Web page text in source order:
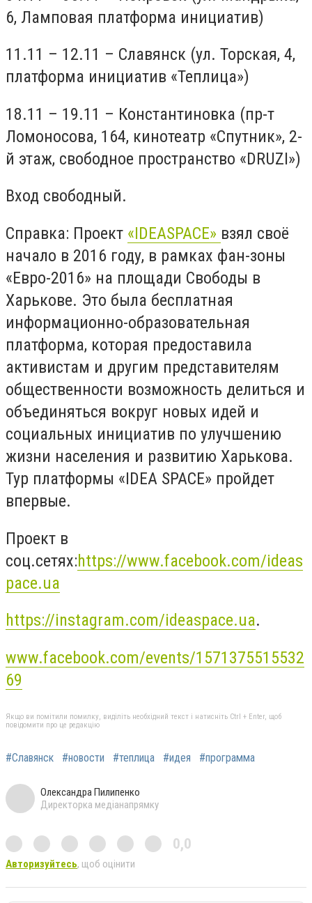
6, Ламповая платформа инициатив)
11.11 – 12.11 – Славянск (ул. Торская, 4,
платформа инициатив «Теплица»)
18.11 – 19.11 – Константиновка (пр-т
Ломоносова, 164, кинотеатр «Спутник», 2-
й этаж, свободное пространство «DRUZI»)
Вход свободный.
Справка: Проект «IDEASPACE» взял своё
начало в 2016 году, в рамках фан-зоны
«Евро-2016» на площади Свободы в
Харькове. Это была бесплатная
информационно-образовательная
платформа, которая предоставила
активистам и другим представителям
общественности возможность делиться и
объединяться вокруг новых идей и
социальных инициатив по улучшению
жизни населения и развитию Харькова.
Тур платформы «IDEA SPACE» пройдет
впервые.
Проект в
соц.сетях:https://www.facebook.com/ideas
pace.ua
https://instagram.com/ideaspace.ua.
www.facebook.com/events/1571375515532
69
Якщо ви помітили помилку, виділіть необхідний текст і натисніть Ctrl + Enter, щоб
повідомити про це редакцію
#Славянск #новости #теплица #идея #программа
Олександра Пилипенко
Директорка медіанапрямку
0,0
Авторизуйтесь, щоб оцінити